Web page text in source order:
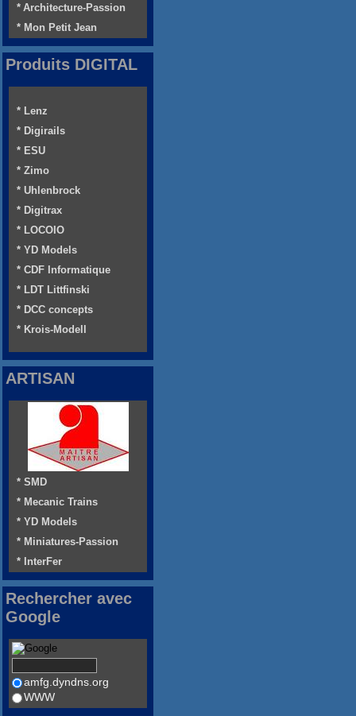
* Architecture-Passion
* Mon Petit Jean
Produits DIGITAL
* Lenz
* Digirails
* ESU
* Zimo
* Uhlenbrock
* Digitrax
* LOCOIO
* YD Models
* CDF Informatique
* LDT Littfinski
* DCC concepts
* Krois-Modell
ARTISAN
* SMD
* Mecanic Trains
* YD Models
* Miniatures-Passion
* InterFer
Rechercher avec
Google
amfg.dyndns.org
WWW